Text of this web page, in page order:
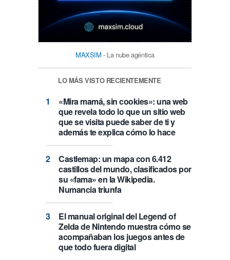
MAXSIM - La nube agéntica
LO MÁS VISTO RECIENTEMENTE
«Mira mamá, sin cookies»: una web
que revela todo lo que un sitio web
que se visita puede saber de ti y
además te explica cómo lo hace
Castlemap: un mapa con 6.412
castillos del mundo, clasificados por
su «fama» en la Wikipedia.
Numancia triunfa
El manual original del Legend of
Zelda de Nintendo muestra cómo se
acompañaban los juegos antes de
que todo fuera digital